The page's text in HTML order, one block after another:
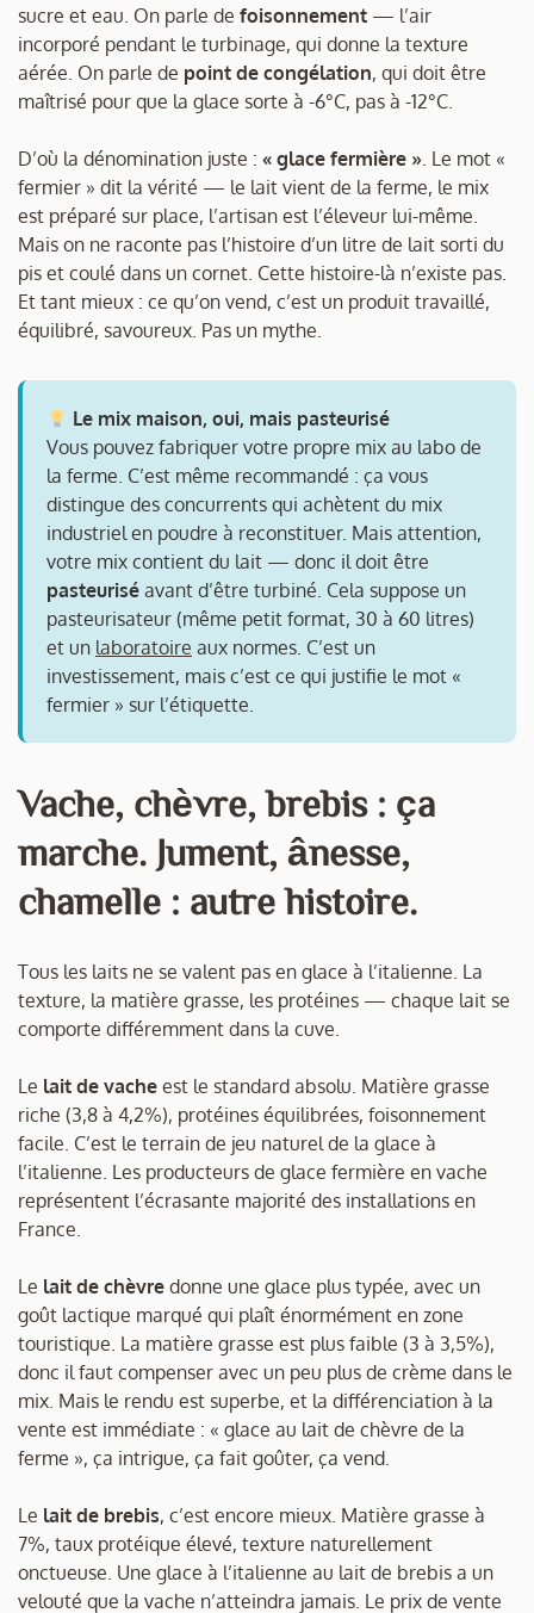
sucre et eau. On parle de foisonnement — l’air
incorporé pendant le turbinage, qui donne la texture
aérée. On parle de point de congélation, qui doit être
maîtrisé pour que la glace sorte à -6°C, pas à -12°C.
D’où la dénomination juste : « glace fermière ». Le mot «
fermier » dit la vérité — le lait vient de la ferme, le mix
est préparé sur place, l’artisan est l’éleveur lui-même.
Mais on ne raconte pas l’histoire d’un litre de lait sorti du
pis et coulé dans un cornet. Cette histoire-là n’existe pas.
Et tant mieux : ce qu’on vend, c’est un produit travaillé,
équilibré, savoureux. Pas un mythe.
Le mix maison, oui, mais pasteurisé
Vous pouvez fabriquer votre propre mix au labo de
la ferme. C’est même recommandé : ça vous
distingue des concurrents qui achètent du mix
industriel en poudre à reconstituer. Mais attention,
votre mix contient du lait — donc il doit être
pasteurisé avant d’être turbiné. Cela suppose un
pasteurisateur (même petit format, 30 à 60 litres)
et un laboratoire aux normes. C’est un
investissement, mais c’est ce qui justifie le mot «
fermier » sur l’étiquette.
Vache, chèvre, brebis : ça
marche. Jument, ânesse,
chamelle : autre histoire.
Tous les laits ne se valent pas en glace à l’italienne. La
texture, la matière grasse, les protéines — chaque lait se
comporte différemment dans la cuve.
Le lait de vache est le standard absolu. Matière grasse
riche (3,8 à 4,2%), protéines équilibrées, foisonnement
facile. C’est le terrain de jeu naturel de la glace à
l’italienne. Les producteurs de glace fermière en vache
représentent l’écrasante majorité des installations en
France.
Le lait de chèvre donne une glace plus typée, avec un
goût lactique marqué qui plaît énormément en zone
touristique. La matière grasse est plus faible (3 à 3,5%),
donc il faut compenser avec un peu plus de crème dans le
mix. Mais le rendu est superbe, et la différenciation à la
vente est immédiate : « glace au lait de chèvre de la
ferme », ça intrigue, ça fait goûter, ça vend.
Le lait de brebis, c’est encore mieux. Matière grasse à
7%, taux protéique élevé, texture naturellement
onctueuse. Une glace à l’italienne au lait de brebis a un
velouté que la vache n’atteindra jamais. Le prix de vente